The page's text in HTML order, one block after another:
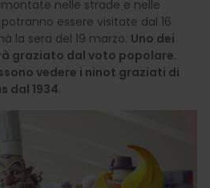
nelle strade e nelle
essere visitate dal 16
la sera del 19 marzo. Uno dei
graziato dal voto popolare.
vedere i ninot graziati di
dal 1934.